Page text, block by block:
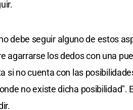
debe seguir alguno de estos
agarrarse los dedos con una
si no cuenta con las
no existe dicha posibilidad".